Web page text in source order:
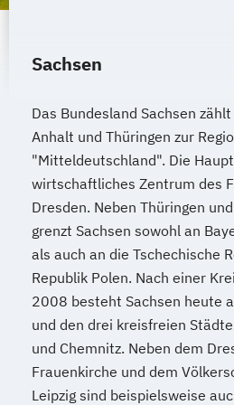
Sachsen
Das Bundesland Sachsen
Anhalt und Thüringen zur
"Mitteldeutschland". Die
wirtschaftliches Zentrum des
Dresden. Neben Thüringen
grenzt Sachsen sowohl an
als auch an die Tschechische
Republik Polen. Nach einer
2008 besteht Sachsen heute
und den drei kreisfreien
und Chemnitz. Neben dem
Frauenkirche und dem
Leipzig sind beispielsweise